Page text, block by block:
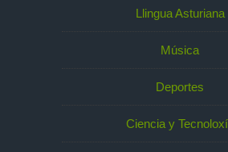
Llingua Asturiana
Música
Deportes
Ciencia y